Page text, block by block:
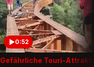
0:52
Gefährliche Touri-